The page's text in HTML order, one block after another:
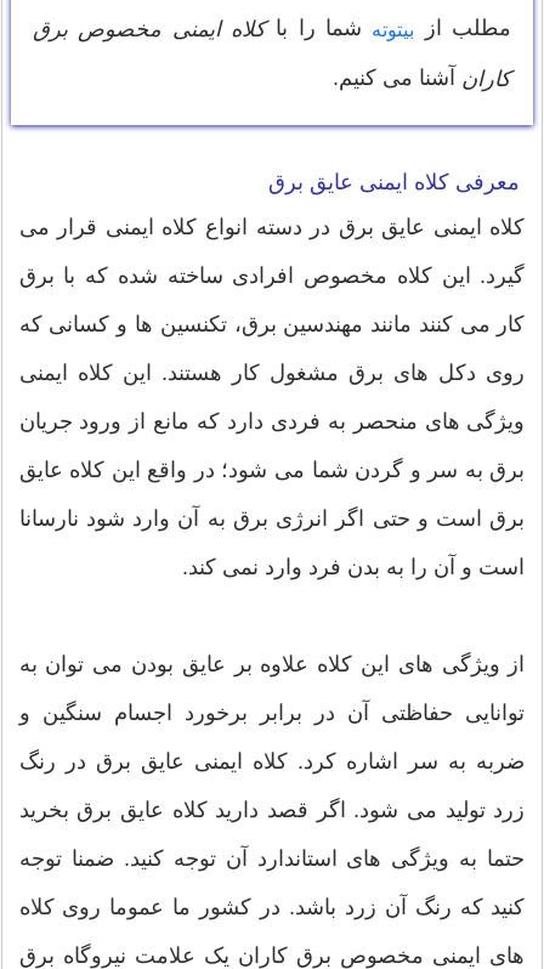
مطلب از
بیتوته شما را باکلاه ایمنی مخصوص برق
کاران آشنا می کنیم.
معرفی کلاه ایمنی عایق برق
کلاه ایمنی عایق برق در دسته انواع کلاه ایمنی قرار می
گیرد. این کلاه مخصوص افرادی ساخته شده که با برق
کار می کنند مانند مهندسین برق، تکنسین ها و کسانی که
روی دکل های برق مشغول کار هستند. این کلاه ایمنی
ویژگی های منحصر به فردی دارد که مانع از ورود جریان
برق به سر و گردن شما می شود؛ در واقع این کلاه عایق
برق است و حتی اگر انرژی برق به آن وارد شود نارسانا
است و آن را به بدن فرد وارد نمی کند.
از ویژگی های این کلاه علاوه بر عایق بودن می توان به
توانایی حفاظتی آن در برابر برخورد اجسام سنگین و
ضربه به سر اشاره کرد. کلاه ایمنی عایق برق در رنگ
زرد تولید می شود. اگر قصد دارید کلاه عایق برق بخرید
حتما به ویژگی های استاندارد آن توجه کنید. ضمنا توجه
کنید که رنگ آن زرد باشد. در کشور ما عموما روی کلاه
های ایمنی مخصوص برق کاران یک علامت نیروگاه برق